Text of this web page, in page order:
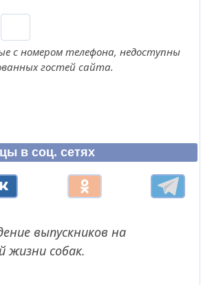
с номером телефона, недоступны
гостей сайта.
в соц. сетях
выпускников на
жизни собак.